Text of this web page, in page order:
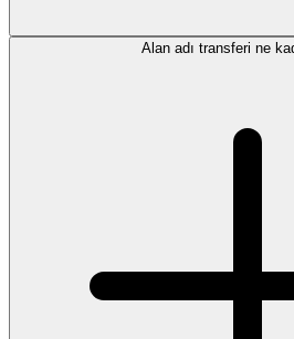
Alan adı transferi ne